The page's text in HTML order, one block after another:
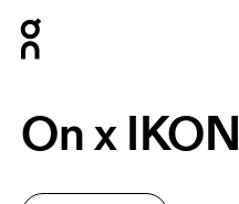
On x IKON